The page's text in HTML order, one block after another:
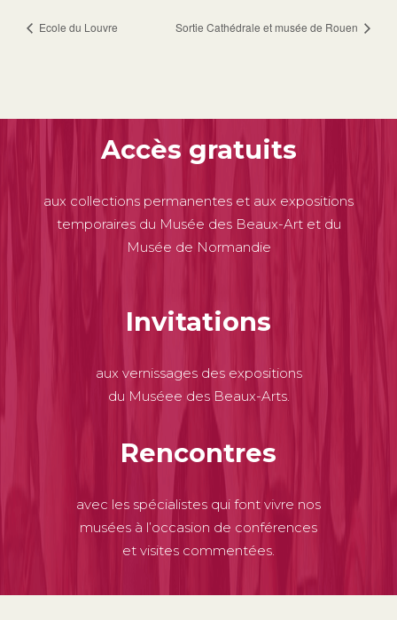
Ecole du Louvre Sortie Cathédrale et musée de Rouen
Accès gratuits
aux collections permanentes et aux expositions
temporaires du Musée des Beaux-Art et du
Musée de Normandie
Invitations
aux vernissages des expositions
du Muséee des Beaux-Arts.
Rencontres
avec les spécialistes qui font vivre nos
musées à l’occasion de conférences
et visites commentées.